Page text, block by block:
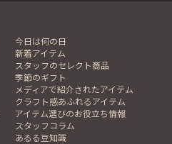
今日は何の日
新着アイテム
スタッフのセレクト商品
季節のギフト
メディアで紹介されたアイテム
クラフト感あふれるアイテム
アイテム選びのお役立ち情報
スタッフコラム
あるる豆知識